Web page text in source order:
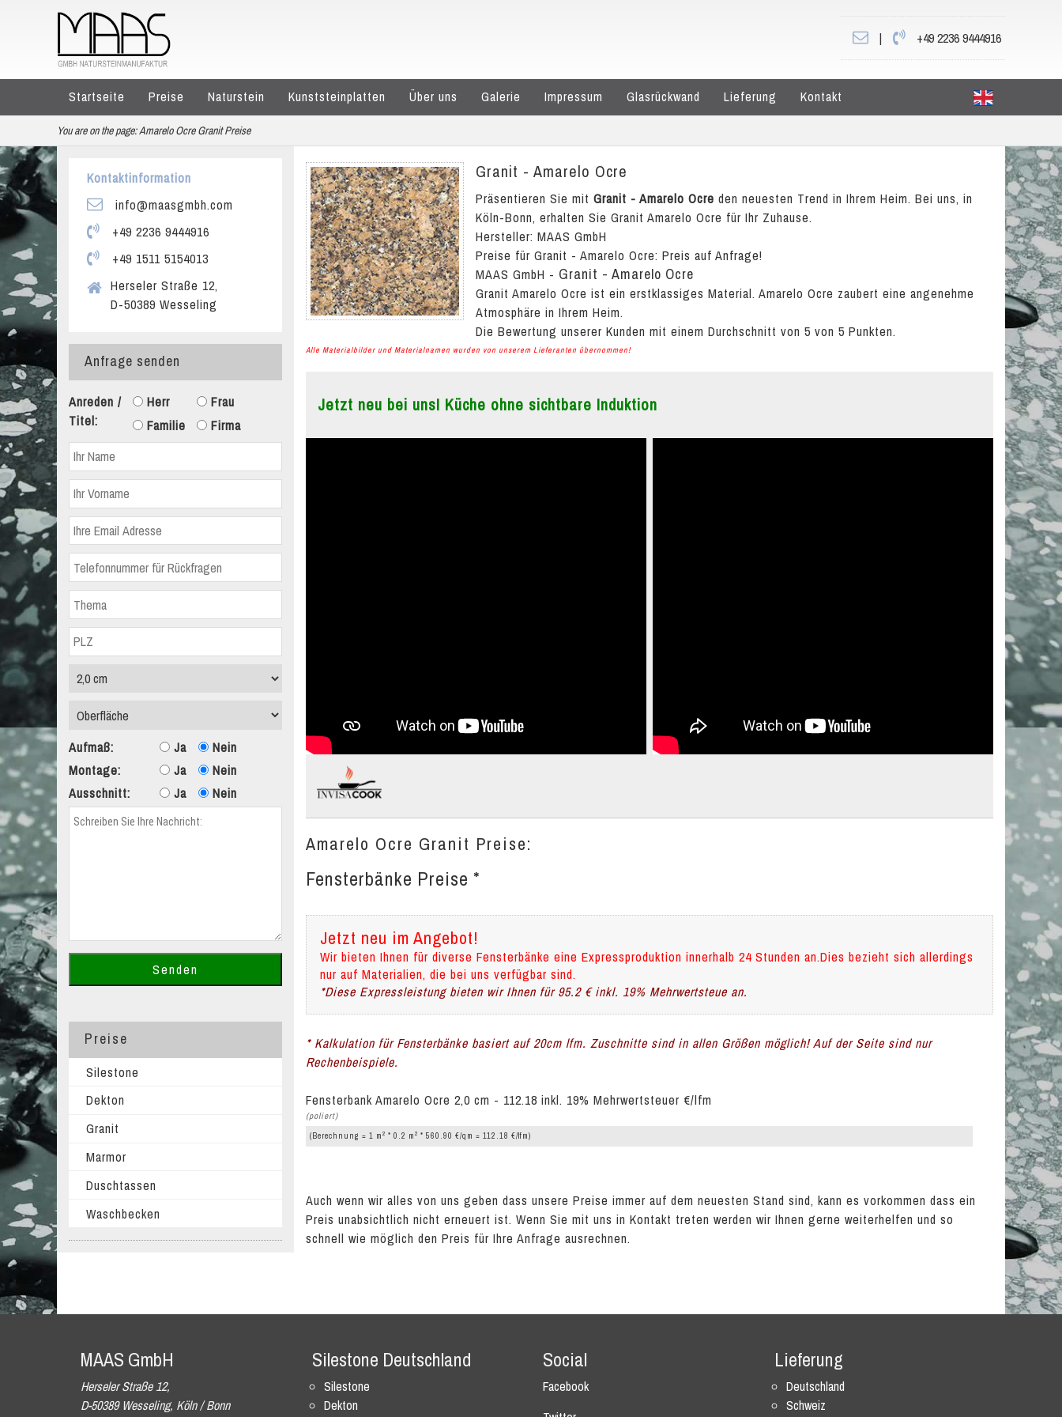
| +49 2236 9444916
Startseite Preise Naturstein Kunststeinplatten Über uns Galerie Impressum Glasrückwand Lieferung Kontakt
You are on the page:Amarelo Ocre Granit Preise
Granit - Amarelo Ocre
Präsentieren Sie mit Granit - Amarelo Ocre den neuesten Trend in Ihrem Heim. Bei uns, in
Köln-Bonn, erhalten Sie Granit Amarelo Ocre für Ihr Zuhause.
Hersteller: MAAS GmbH
Preise für Granit - Amarelo Ocre: Preis auf Anfrage!
MAAS GmbH - Granit - Amarelo Ocre
Granit Amarelo Ocre ist ein erstklassiges Material. Amarelo Ocre zaubert eine angenehme
Atmosphäre in Ihrem Heim.
Die Bewertung unserer Kunden mit einem Durchschnitt von 5 von 5 Punkten.
Alle Materialbilder und Materialnamen wurden von unserem Lieferanten übernommen!
Jetzt neu bei uns! Küche ohne sichtbare Induktion
Amarelo Ocre Granit Preise:
Fensterbänke Preise *
Jetzt neu im Angebot!
Wir bieten Ihnen für diverse Fensterbänke eine Expressproduktion innerhalb 24 Stunden an.Dies bezieht sich allerdings
nur auf Materialien, die bei uns verfügbar sind.
*Diese Expressleistung bieten wir Ihnen für 95.2 € inkl. 19% Mehrwertsteue an.
* Kalkulation für Fensterbänke basiert auf 20cm lfm. Zuschnitte sind in allen Größen möglich! Auf der Seite sind nur
Rechenbeispiele.
Fensterbank Amarelo Ocre 2,0 cm - 112.18 inkl. 19% Mehrwertsteuer €/lfm
(poliert)
(Berechnung = 1 m 2 * 0.2 m 2 * 560.90 €/qm = 112.18 €/lfm)
Auch wenn wir alles von uns geben dass unsere Preise immer auf dem neuesten Stand sind, kann es vorkommen dass ein
Preis unabsichtlich nicht erneuert ist. Wenn Sie mit uns in Kontakt treten werden wir Ihnen gerne weiterhelfen und so
schnell wie möglich den Preis für Ihre Anfrage ausrechnen.
Kontaktinformation
info@maasgmbh.com
+49 2236 9444916
+49 1511 5154013
Herseler Straße 12,
D-50389 Wesseling
Anfrage senden
Anreden /
Titel:
Herr
Frau
Familie
Firma
Aufmaß: Ja
Nein
Montage:
Ja
Nein
Ausschnitt:
Ja Nein
Preise
Silestone
Dekton
Granit
Marmor
Duschtassen
Waschbecken
MAAS GmbH
Herseler Straße 12,
D-50389 Wesseling, Köln / Bonn
Silestone Deutschland
Silestone
Dekton
Social
Facebook
Lieferung
Deutschland
Schweiz